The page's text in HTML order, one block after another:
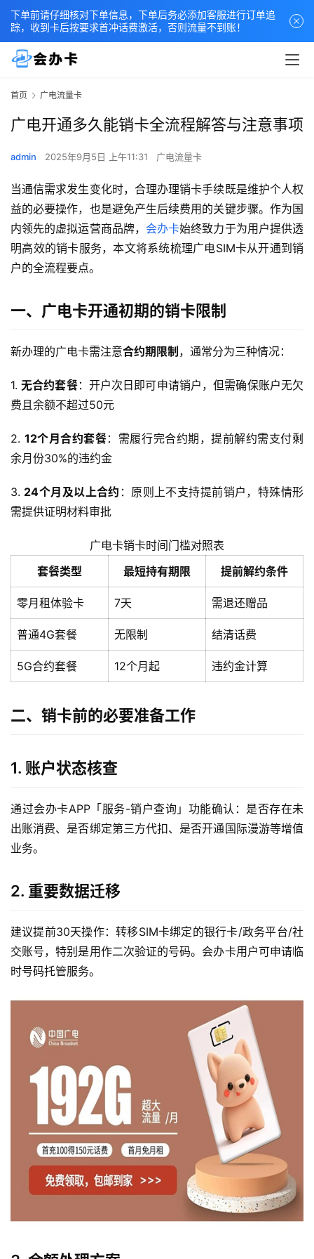
首页 广电流量卡
广电开通多久能销卡全流程解答与注意事项
admin 2025年9月5日 上午11:31 广电流量卡
当通信需求发生变化时，合理办理销卡手续既是维护个人权
益的必要操作，也是避免产生后续费用的关键步骤。作为国
内领先的虚拟运营商品牌， 会办卡始终致力于为用户提供透
明高效的销卡服务，本文将系统梳理广电SIM卡从开通到销
户的全流程要点。
一、广电卡开通初期的销卡限制
新办理的广电卡需注意合约期限制 ，通常分为三种情况：
1. 无合约套餐：开户次日即可申请销户，但需确保账户无欠
费且余额不超过50元
2. 12个月合约套餐：需履行完合约期，提前解约需支付剩
余月份30%的违约金
3. 24个月及以上合约 ：原则上不支持提前销户，特殊情形
需提供证明材料审批
广电卡销卡时间门槛对照表
套餐类型
最短持有期限 提前解约条件
零月租体验卡 7天 需退还赠品
普通4G套餐 无限制 结清话费
5G合约套餐 12个月起 违约金计算
二、销卡前的必要准备工作
1. 账户状态核查
通过会办卡APP「服务-销户查询」功能确认：是否存在未
出账消费、是否绑定第三方代扣、是否开通国际漫游等增值
业务。
2. 重要数据迁移
建议提前30天操作：转移SIM卡绑定的银行卡/政务平台/社
交账号，特别是用作二次验证的号码。会办卡用户可申请临
时号码托管服务。
下单前请仔细核对下单信息，下单后务必添加客服进行订单追
踪，收到卡后按要求首冲话费激活，否则流量不到账！